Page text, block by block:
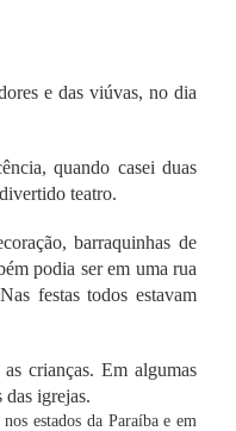
e das viúvas, no dia
quando casei duas
teatro.
barraquinhas de
podia ser em uma rua
festas todos estavam
crianças. Em algumas
das igrejas.
nos estados da Paraíba e em
mês passado, trouxe
Costa Rica, Bolívia,